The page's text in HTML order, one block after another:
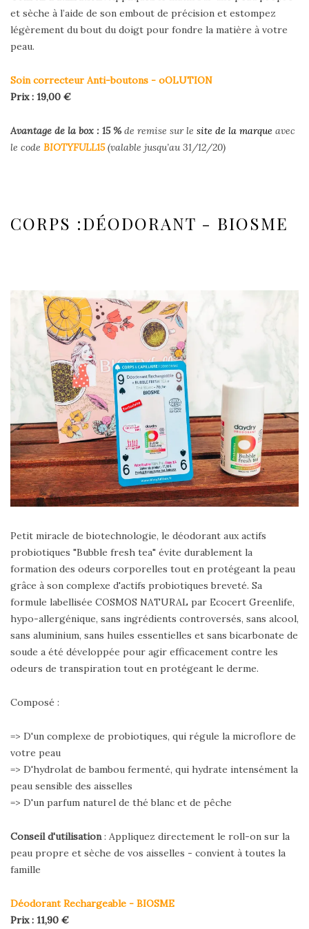
et sèche à l’aide de son embout de précision et estompez
légèrement du bout du doigt pour fondre la matière à votre
peau.
Soin correcteur Anti-boutons - oOLUTION
Prix : 19,00 €
Avantage de la box : 15%de remise sur le site de la marque avec
le code BIOTYFULL15(valable jusqu’au 31/12/20)
CORPS :DÉODORANT - BIOSME
Petit miracle de biotechnologie, le déodorant aux actifs
probiotiques "Bubble fresh tea" évite durablement la
formation des odeurs corporelles tout en protégeant la peau
grâce à son complexe d'actifs probiotiques breveté. Sa
formule labellisée COSMOS NATURAL par Ecocert Greenlife,
hypo-allergénique, sans ingrédients controversés, sans alcool,
sans aluminium, sans huiles essentielles et sans bicarbonate de
soude a été développée pour agir efficacement contre les
odeurs de transpiration tout en protégeant le derme.
Composé :
=> D'un complexe de probiotiques, qui régule la microflore de
votre peau
=> D'hydrolat de bambou fermenté, qui hydrate intensément la
peau sensible des aisselles
=> D'un parfum naturel de thé blanc et de pêche
Conseil d'utilisation: Appliquez directement le roll-on sur la
peau propre et sèche de vos aisselles - convient à toutes la
famille
Déodorant Rechargeable - BIOSME
Prix : 11,90 €